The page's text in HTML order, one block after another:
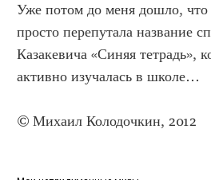
Уже потом до меня дошло, что
просто перепутала название
Казакевича «Синяя тетрадь»,
активно изучалась в школе…
© Михаил Колодочкин, 2012